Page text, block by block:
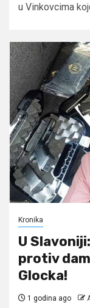
u Vinkovcima
Kronika
U
protiv
Glocka!
1 godina ago